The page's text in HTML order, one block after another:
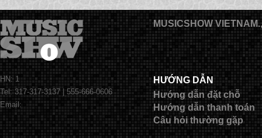
HN: 1
Tel: 317-317-3137 | 555-666-0606
Email:
MUSICSHOW VIETNAM.,
HƯỚNG DẪN
Hướng dẫn đặt chỗ
Hướng dẫn thanh toán
Câu hỏi thường gặp